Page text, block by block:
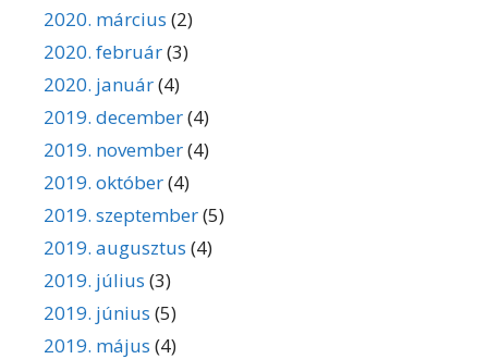
2020. március (2)
2020. február(3)
2020. január(4)
2019. december(4)
2019. november(4)
2019. október(4)
2019. szeptember(5)
2019. augusztus (4)
2019. július (3)
2019. június (5)
2019. május (4)